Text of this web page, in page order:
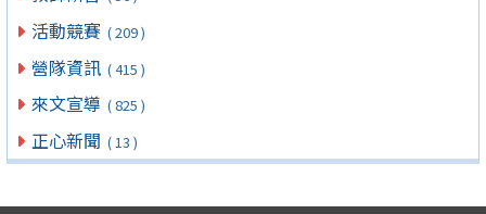
活動競賽 ( 209 )
營隊資訊 ( 415 )
來文宣導 ( 825 )
正心新聞 ( 13 )